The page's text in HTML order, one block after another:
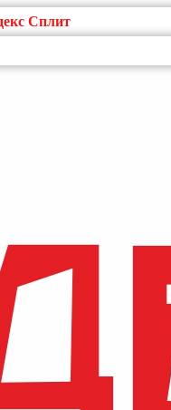
Сплит